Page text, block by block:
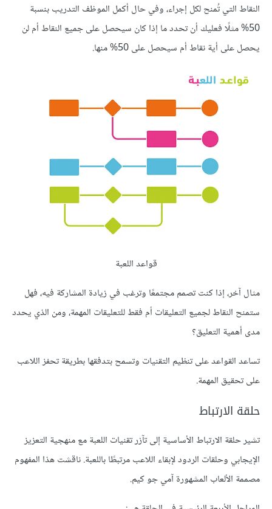
النقاط التي تُمنح لكل إجراء، وفي حال أكمل الموظف التدريب بنسبة
50% مثلًا فعليك أن تحدد ما إذا كان سيحصل على جميع النقاط أم لن
يحصل على أية نقاط أم سيحصل على 50% منها.
قواعد اللعبة
مثال آخر، إذا كنت تصمم مجتمعًا وترغب في زيادة المشاركة فيه، فهل
ستمنح النقاط لجميع التعليقات أم فقط للتعليقات المهمة، ومن الذي يحدد
مدى أهمية التعليق؟
تساعد القواعد على تنظيم التقنيات وتسمح بتدفقها بطريقة تحفز اللاعب
على تحقيق المهمة.
حلقة الارتباط
تشير حلقة الارتباط الأساسية إلى تآزر تقنيات اللعبة مع منهجية التعزيز
الإيجابي وحلقات الردود لإبقاء اللاعب مرتبطًا باللعبة. ناقشت هذا المفهوم
مصممة الألعاب المشهورة آمي جو كيم.